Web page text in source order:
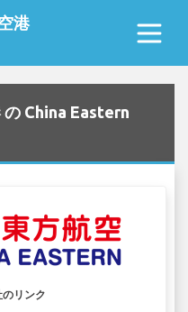
港
China Eastern
リンク